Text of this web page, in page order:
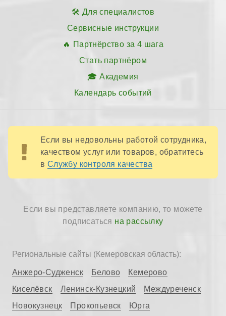
Для специалистов
Сервисные инструкции
Партнёрство за 4 шага
Стать партнёром
Академия
Календарь событий
Если вы недовольны работой сотрудника,
качеством услуг или товаров, обратитесь
в Службу контроля качества
Если вы представляете компанию, то можете
подписаться на рассылку
Региональные сайты (Кемеровская область):
Анжеро-Судженск Белово
Кемерово
Киселёвск
Ленинск-Кузнецкий
Междуреченск
Новокузнецк
Прокопьевск Юрга